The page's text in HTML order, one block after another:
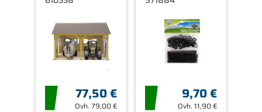
77,50 €
Ovh. 79,00 €
9,70 €
Ovh.11,90 €